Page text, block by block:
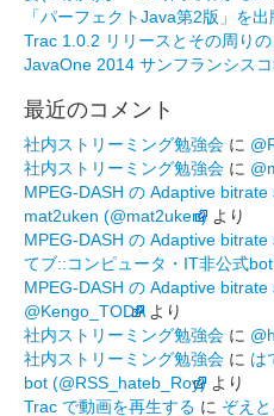
「パーフェクトJava第2版」を
Trac 1.0.2 リリースとその周り
JavaOne 2014 サンフランシス
最近のコメント
社内ストリーミング勉強会 に
社内ストリーミング勉強会 に
MPEG-DASH の Adaptive
mat2uken (@mat2uken) より
MPEG-DASH の Adaptive
てブ::コンピュータ・IT非公式
MPEG-DASH の Adaptive
@Kengo_TODAより
社内ストリーミング勉強会 に
社内ストリーミング勉強会 に は
bot (@RSS_hateb_Roy) より
Trac で動画を再生する に ぞえ